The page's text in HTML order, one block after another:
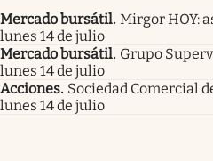
Mercado bursátil. Mirgor HOY:
lunes 14 de julio
Mercado bursátil. Grupo
lunes 14 de julio
Acciones. Sociedad Comercial
lunes 14 de julio